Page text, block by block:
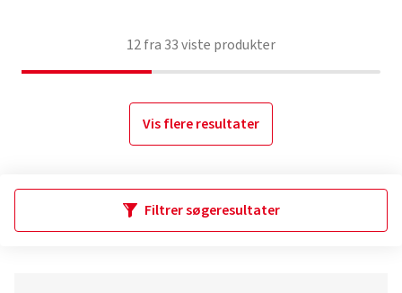
12fra 33viste produkter
Vis flere resultater
Filtrer søgeresultater